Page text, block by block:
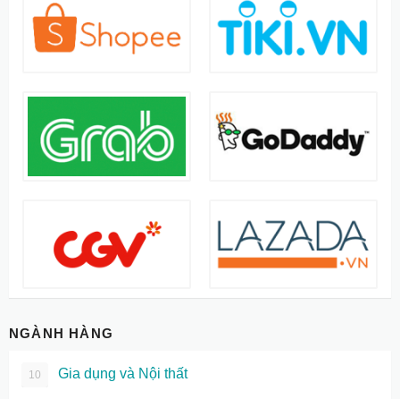
NGÀNH HÀNG
10 Gia dụng và Nội thất